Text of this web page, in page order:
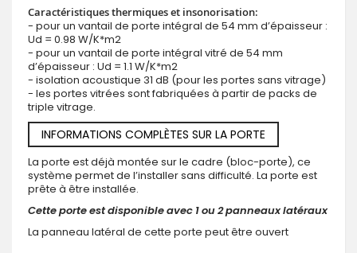
Caractéristiques thermiques et insonorisation:
- pour un vantail de porte intégral de 54 mm d’épaisseur :
Ud = 0.98 W/K*m2
- pour un vantail de porte intégral vitré de 54 mm
d’épaisseur : Ud = 1.1 W/K*m2
- isolation acoustique 31 dB (pour les portes sans vitrage)
- les portes vitrées sont fabriquées à partir de packs de
triple vitrage.
INFORMATIONS COMPLÈTES SUR LA PORTE
La porte est déjà montée sur le cadre (bloc-porte), ce
système permet de l’installer sans difficulté. La porte est
prête à être installée.
Cette porte est disponible avec 1 ou 2 panneaux latéraux
La panneau latéral de cette porte peut être ouvert